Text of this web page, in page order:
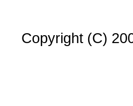
Copyright (C)